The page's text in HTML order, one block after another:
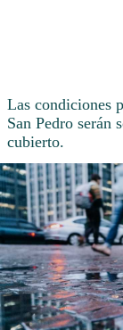
Las condiciones
San Pedro serán
cubierto.